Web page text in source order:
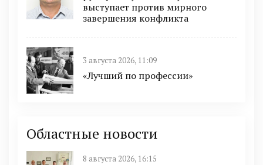
выступает против мирного
завершения конфликта
3 августа 2026, 11:09
«Лучший по профессии»
Областные новости
8 августа 2026, 16:15